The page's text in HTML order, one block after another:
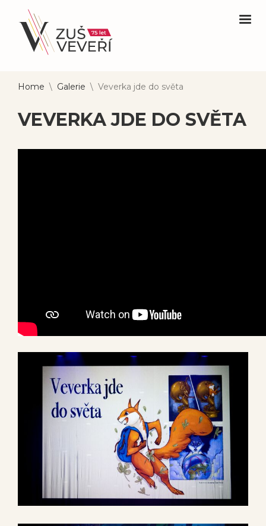
Home \ Galerie \ Veverka jde do světa
VEVERKA JDE DO SVĚTA